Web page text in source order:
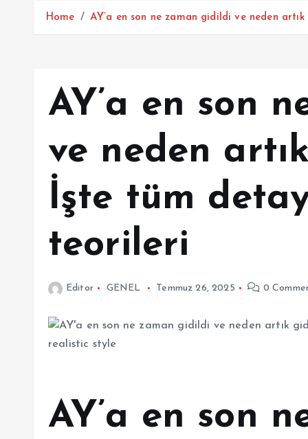
Home AY’a en son ne zaman gidildi ve neden
AY’a en son
ve neden
İşte tüm
teorileri
Editor GENEL Temmuz 26, 2025 0
AY’a en son